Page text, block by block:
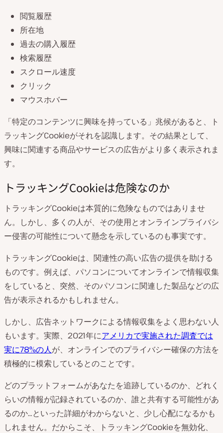
閲覧履歴
所在地
過去の購入履歴
検索履歴
スクロール速度
クリック
マウスホバー
「特定のコンテンツに興味を持っている」兆候があると、ト
ラッキングCookieがそれを認識します。その結果として、
興味に関連する商品やサービスの広告がより多く表示されま
す。
トラッキングCookieは危険なのか
トラッキングCookieは本質的に危険なものではありませ
ん。しかし、多くの人が、その使用とオンラインプライバシ
ー侵害の可能性について懸念を示しているのも事実です。
トラッキングCookieは、関連性の高い広告の提供を助ける
ものです。例えば、パソコンについてオンラインで情報収集
をしていると、突然、そのパソコンに関連した製品などの広
告が表示されるかもしれません。
しかし、広告ネットワークによる情報収集をよく思わない人
もいます。実際、2021年にアメリカで実施された調査では
実に78%の人が、オンラインでのプライバシー確保の方法を
積極的に模索しているとのことです。
どのプラットフォームがあなたを追跡しているのか、どれく
らいの情報が記録されているのか、誰と共有する可能性があ
るのか…といった詳細がわからないと、少し心配になるかも
しれません。だからこそ、トラッキングCookieを無効化、